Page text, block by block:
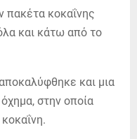
πακέτα κοκαΐνης
και κάτω από το
και μια
στην οποία